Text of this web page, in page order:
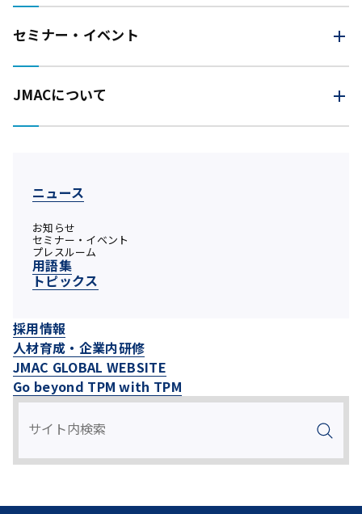
セミナー・イベント
JMACについて
ニュース
お知らせ
セミナー・イベント
プレスルーム
用語集
トピックス
採用情報
人材育成・企業内研修
JMAC GLOBAL WEBSITE
Go beyond TPM with TPM